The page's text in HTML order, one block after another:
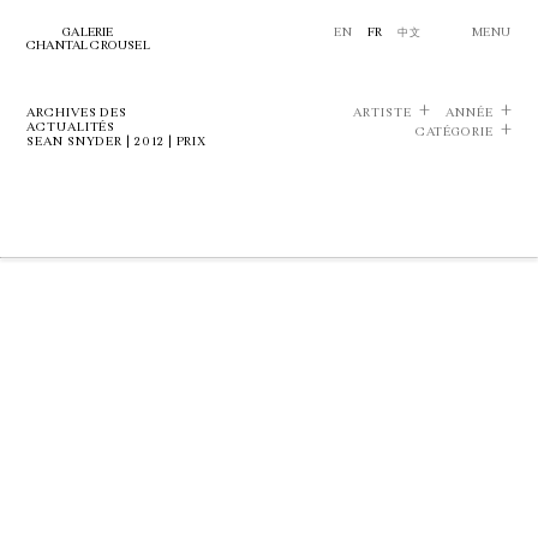
GALERIE
CHANTAL CROUSEL
EN FR 中文 MENU
ARCHIVES DES
ACTUALITÉS
SEAN SNYDER | 2012 | PRIX
ARTISTE
ANNÉE
CATÉGORIE